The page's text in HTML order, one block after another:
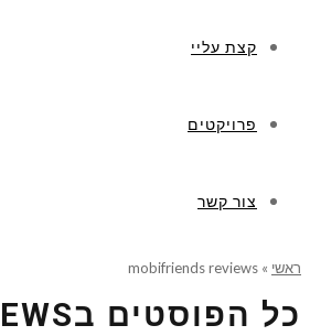
קצת עליי
פרויקטים
צור קשר
ראשי »
mobifriends reviews
כל הפוסטים ב